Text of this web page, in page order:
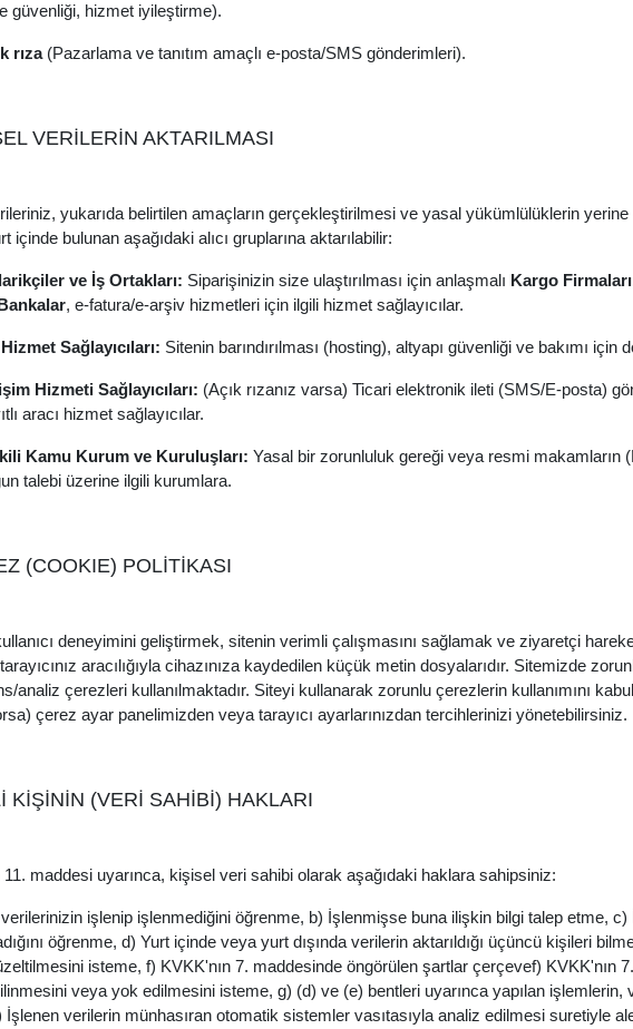
güvenliği, hizmet iyileştirme).
rıza(Pazarlama ve tanıtım amaçlı e-posta/SMS gönderimleri).
VERİLERİN AKTARILMASI
yukarıda belirtilen amaçların gerçekleştirilmesi ve yasal yükümlülüklerin
içinde bulunan aşağıdaki alıcı gruplarına aktarılabilir:
ve İş Ortakları: Siparişinizin size ulaştırılması için anlaşmalı Kargo Firmaları
, e-fatura/e-arşiv hizmetleri için ilgili hizmet sağlayıcılar.
Sağlayıcıları: Sitenin barındırılması (hosting), altyapı güvenliği ve bakımı için
Hizmeti Sağlayıcıları: (Açık rızanız varsa) Ticari elektronik ileti (SMS/E-posta)
aracı hizmet sağlayıcılar.
Kamu Kurum ve Kuruluşları: Yasal bir zorunluluk gereği veya resmi makamların
talebi üzerine ilgili kurumlara.
(COOKIE) POLİTİKASI
deneyimini geliştirmek, sitenin verimli çalışmasını sağlamak ve ziyaretçi
aracılığıyla cihazınıza kaydedilen küçük metin dosyalarıdır. Sitemizde
analiz çerezleri kullanılmaktadır. Siteyi kullanarak zorunlu çerezlerin kullanımını
çerez ayar panelimizden veya tarayıcı ayarlarınızdan tercihlerinizi yönetebilirsiniz.
KİŞİNİN (VERİ SAHİBİ) HAKLARI
11. maddesi uyarınca, kişisel veri sahibi olarak aşağıdaki haklara sahipsiniz:
işlenip işlenmediğini öğrenme, b) İşlenmişse buna ilişkin bilgi talep etme, c)
öğrenme, d) Yurt içinde veya yurt dışında verilerin aktarıldığı üçüncü kişileri
isteme, f) KVKK'nın 7. maddesinde öngörülen şartlar çerçevef) KVKK'nın
veya yok edilmesini isteme, g) (d) ve (e) bentleri uyarınca yapılan işlemlerin,
İşlenen verilerin münhasıran otomatik sistemler vasıtasıyla analiz edilmesi suretiyle